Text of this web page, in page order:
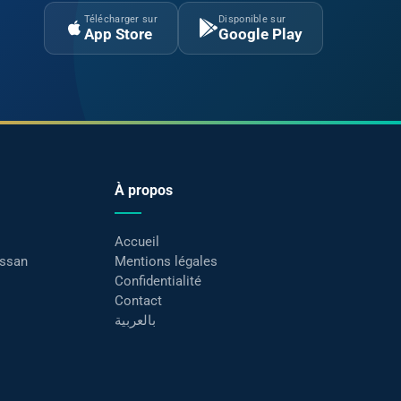
Télécharger sur
App Store
Disponible sur
Google Play
À propos
Accueil
Mentions légales
Confidentialité
Contact
بالعربية